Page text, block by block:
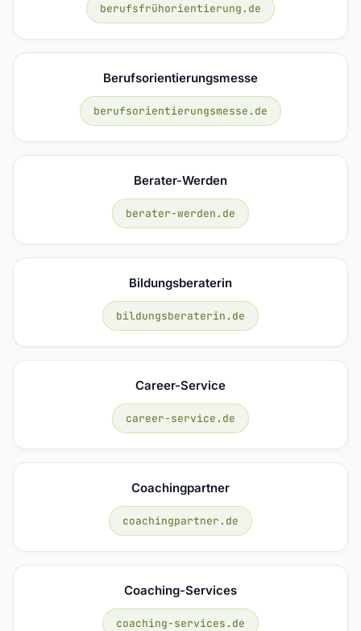
berufsfrühorientierung.de
Berufsorientierungsmesse
berufsorientierungsmesse.de
Berater-Werden
berater-werden.de
Bildungsberaterin
bildungsberaterin.de
Career-Service
career-service.de
Coachingpartner
coachingpartner.de
Coaching-Services
coaching-services.de